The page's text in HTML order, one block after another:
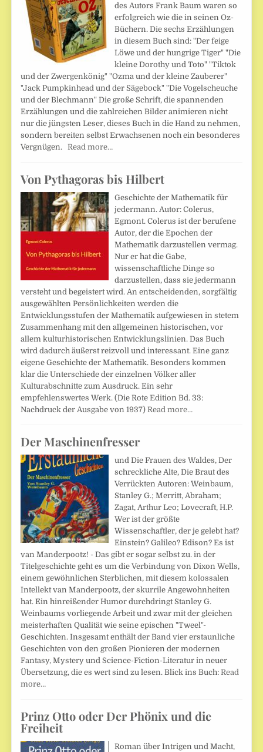
des Autors Frank Baum waren so
erfolgreich wie die in seinen Oz-
Büchern. Die sechs Erzählungen
in diesem Buch sind: "Der feige
Löwe und der hungrige Tiger" "Die
kleine Dorothy und Toto" "Tiktok
und der Zwergenkönig" "Ozma und der kleine Zauberer"
"Jack Pumpkinhead und der Sägebock" "Die Vogelscheuche
und der Blechmann" Die große Schrift, die spannenden
Erzählungen und die zahlreichen Bilder animieren nicht
nur die jüngsten Leser, dieses Buch in die Hand zu nehmen,
sondern bereiten selbst Erwachsenen noch ein besonderes
Vergnügen. Read more…
Von Pythagoras bis Hilbert
Geschichte der Mathematik für
jedermann. Autor: Colerus,
Egmont. Colerus ist der berufene
Autor, der die Epochen der
Mathematik darzustellen vermag.
Nur er hat die Gabe,
wissenschaftliche Dinge so
darzustellen, dass sie jedermann
versteht und begeistert wird. An entscheidenden, sorgfältig
ausgewählten Persönlichkeiten werden die
Entwicklungsstufen der Mathematik aufgewiesen in stetem
Zusammenhang mit den allgemeinen historischen, vor
allem kulturhistorischen Entwicklungslinien. Das Buch
wird dadurch äußerst reizvoll und interessant. Eine ganz
eigene Geschichte der Mathematik. Besonders kommen
klar die Unterschiede der einzelnen Völker aller
Kulturabschnitte zum Ausdruck. Ein sehr
empfehlenswertes Werk. (Die Rote Edition Bd. 33:
Nachdruck der Ausgabe von 1937) Read more…
Der Maschinenfresser
und Die Frauen des Waldes, Der
schreckliche Alte, Die Braut des
Verrückten Autoren: Weinbaum,
Stanley G.; Merritt, Abraham;
Zagat, Arthur Leo; Lovecraft, H.P.
Wer ist der größte
Wissenschaftler, der je gelebt hat?
Einstein? Galileo? Edison? Es ist
van Manderpootz! - Das gibt er sogar selbst zu. in der
Titelgeschichte geht es um die Verbindung von Dixon Wells,
einem gewöhnlichen Sterblichen, mit diesem kolossalen
Intellekt van Manderpootz, der skurrile Angewohnheiten
hat. Ein hinreißender Humor durchdringt Stanley G.
Weinbaums vorliegende Arbeit und zwar mit der gleichen
meisterhaften Qualität wie seine epischen "Tweel"-
Geschichten. Insgesamt enthält der Band vier erstaunliche
Geschichten von den großen Pionieren der modernen
Fantasy, Mystery und Science-Fiction-Literatur in neuer
Übersetzung, die es wert sind zu lesen. Blick ins Buch: Read
more…
Prinz Otto oder Der Phönix und die
Freiheit
Roman über Intrigen und Macht,